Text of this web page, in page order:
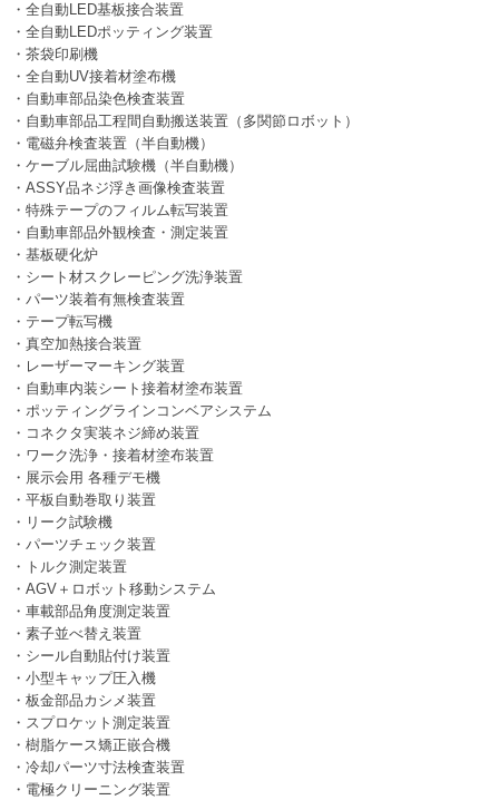
・全自動LED基板接合装置
・全自動LEDポッティング装置
・茶袋印刷機
・全自動UV接着材塗布機
・自動車部品染色検査装置
・自動車部品工程間自動搬送装置（多関節ロボット）
・電磁弁検査装置（半自動機）
・ケーブル屈曲試験機（半自動機）
・ASSY品ネジ浮き画像検査装置
・特殊テープのフィルム転写装置
・自動車部品外観検査・測定装置
・基板硬化炉
・シート材スクレーピング洗浄装置
・パーツ装着有無検査装置
・テープ転写機
・真空加熱接合装置
・レーザーマーキング装置
・自動車内装シート接着材塗布装置
・ポッティングラインコンベアシステム
・コネクタ実装ネジ締め装置
・ワーク洗浄・接着材塗布装置
・展示会用 各種デモ機
・平板自動巻取り装置
・リーク試験機
・パーツチェック装置
・トルク測定装置
・AGV＋ロボット移動システム
・車載部品角度測定装置
・素子並べ替え装置
・シール自動貼付け装置
・小型キャップ圧入機
・板金部品カシメ装置
・スプロケット測定装置
・樹脂ケース矯正嵌合機
・冷却パーツ寸法検査装置
・電極クリーニング装置